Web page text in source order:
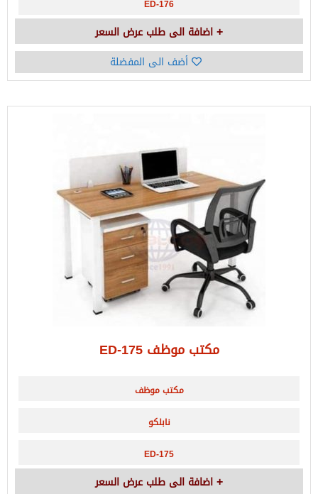
ED-176
اضافة الى طلب عرض السعر
أضف الى المفضلة
مكتب موظف ED-175
مكتب موظف
نابلكو
ED-175
اضافة الى طلب عرض السعر